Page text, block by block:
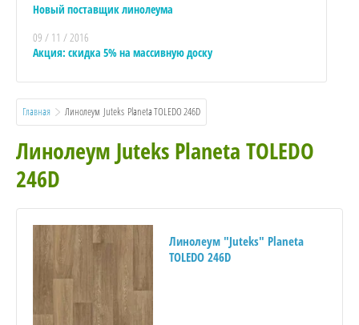
Новый поставщик линолеума
09 / 11 / 2016
Акция: скидка 5% на массивную доску
Главная
  Линолеум  Juteks  Planeta TOLEDO 246D
Линолеум Juteks Planeta TOLEDO
246D
Линолеум "Juteks" Planeta
TOLEDO 246D